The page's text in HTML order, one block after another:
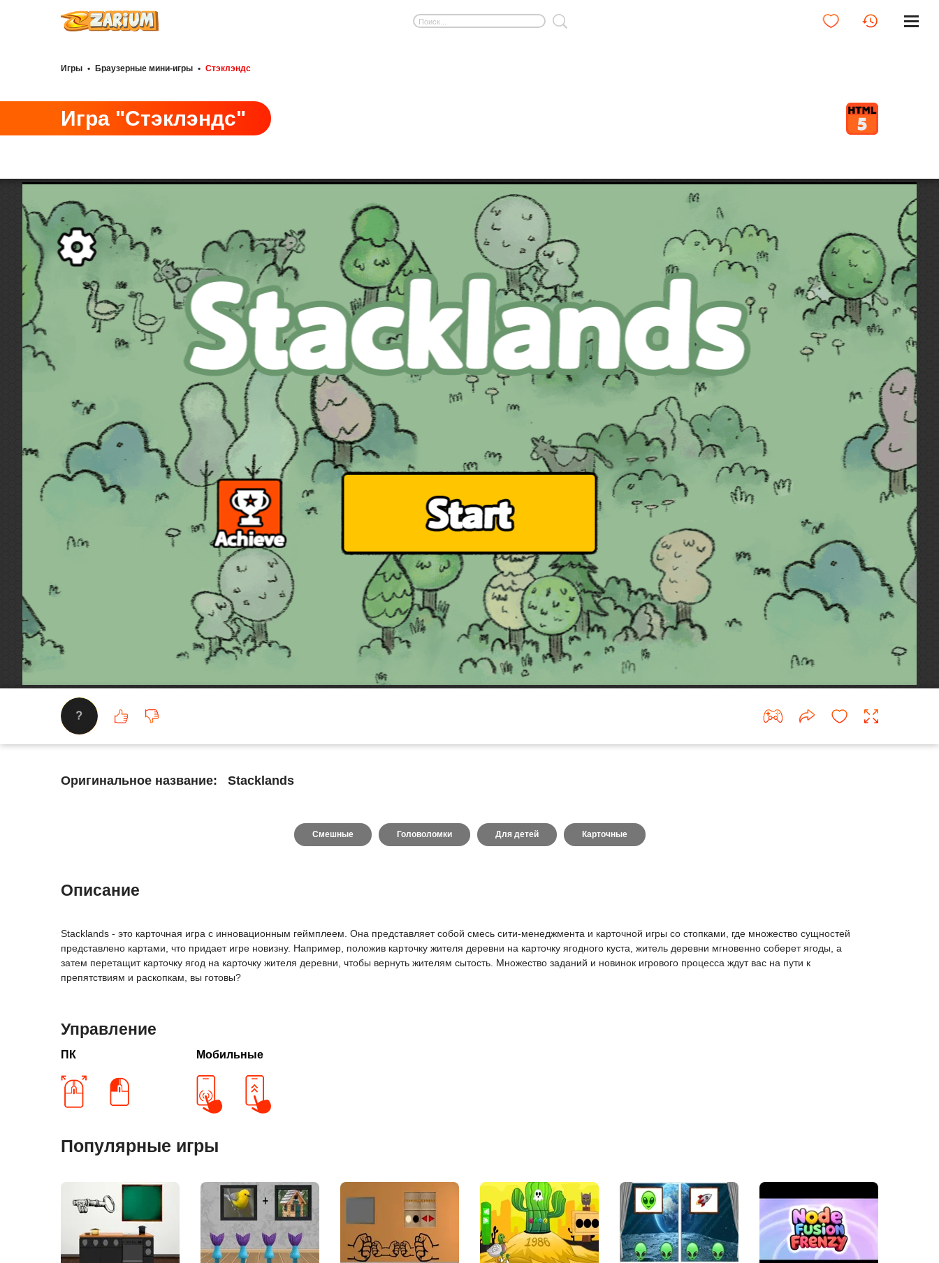
Игры • Браузерные мини-игры • Стэклэндс
Игра "Стэклэндс"
?
Оригинальное название: Stacklands
Смешные Головоломки Для детей Карточные
Описание
Stacklands - это карточная игра с инновационным геймплеем. Она представляет собой смесь сити-менеджмента и карточной игры со стопками, где множество сущностей
представлено картами, что придает игре новизну. Например, положив карточку жителя деревни на карточку ягодного куста, житель деревни мгновенно соберет ягоды, а
затем перетащит карточку ягод на карточку жителя деревни, чтобы вернуть жителям сытость. Множество заданий и новинок игрового процесса ждут вас на пути к
препятствиям и раскопкам, вы готовы?
Управление
ПК Мобильные
Популярные игры